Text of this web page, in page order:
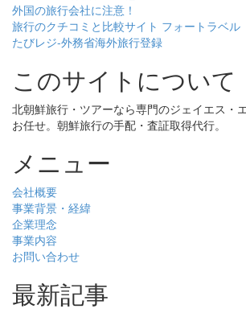
外国の旅行会社に注意！
旅行のクチコミと比較サイト フォートラベル
たびレジ-外務省海外旅行登録
このサイトについて
北朝鮮旅行・ツアーなら専門のジェイエス・
お任せ。朝鮮旅行の手配・査証取得代行。
メニュー
会社概要
事業背景・経緯
企業理念
事業内容
お問い合わせ
最新記事